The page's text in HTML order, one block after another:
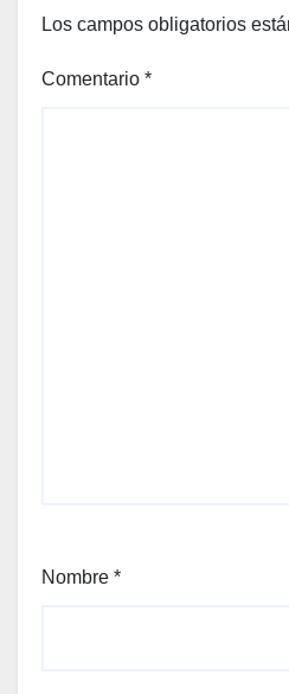
Los campos obligatorios
Comentario *
Nombre *